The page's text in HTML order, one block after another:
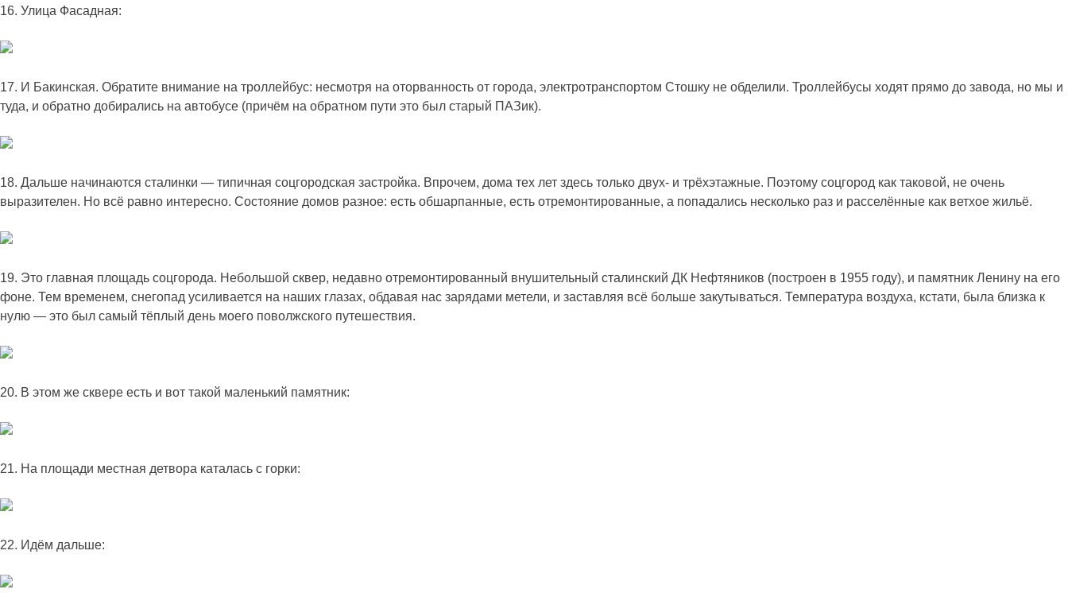
16. Улица Фасадная:
17. И Бакинская. Обратите внимание на троллейбус: несмотря на оторванность от города, электротранспортом Стошку не обделили. Троллейбусы ходят прямо до завода, но мы и
туда, и обратно добирались на автобусе (причём на обратном пути это был старый ПАЗик).
18. Дальше начинаются сталинки — типичная соцгородская застройка. Впрочем, дома тех лет здесь только двух- и трёхэтажные. Поэтому соцгород как таковой, не очень
выразителен. Но всё равно интересно. Состояние домов разное: есть обшарпанные, есть отремонтированные, а попадались несколько раз и расселённые как ветхое жильё.
19. Это главная площадь соцгорода. Небольшой сквер, недавно отремонтированный внушительный сталинский ДК Нефтяников (построен в 1955 году), и памятник Ленину на его
фоне. Тем временем, снегопад усиливается на наших глазах, обдавая нас зарядами метели, и заставляя всё больше закутываться. Температура воздуха, кстати, была близка к
нулю — это был самый тёплый день моего поволжского путешествия.
20. В этом же сквере есть и вот такой маленький памятник:
21. На площади местная детвора каталась с горки:
22. Идём дальше: